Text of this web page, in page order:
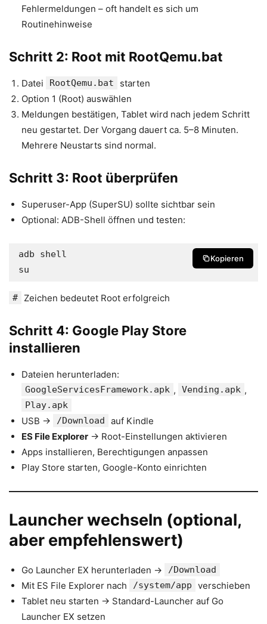
Fehlermeldungen – oft handelt es sich um
Routinehinweise
Schritt 2: Root mit RootQemu.bat
Datei RootQemu.bat
starten
Option 1 (Root) auswählen
Meldungen bestätigen, Tablet wird nach jedem Schritt
neu gestartet. Der Vorgang dauert ca. 5–8 Minuten.
Mehrere Neustarts sind normal.
Schritt 3: Root überprüfen
Superuser-App (SuperSU) sollte sichtbar sein
Optional: ADB-Shell öffnen und testen:
adb shell
su
Kopieren
# Zeichen bedeutet Root erfolgreich
Schritt 4: Google Play Store
installieren
Dateien herunterladen:
GoogleServicesFramework.apk , Vending.apk ,
Play.apk
USB → /Download
auf Kindle
ES File Explorer → Root-Einstellungen aktivieren
Apps installieren, Berechtigungen anpassen
Play Store starten, Google-Konto einrichten
Launcher wechseln (optional,
aber empfehlenswert)
Go Launcher EX herunterladen → /Download
Mit ES File Explorer nach /system/app
verschieben
Tablet neu starten → Standard-Launcher auf Go
Launcher EX setzen